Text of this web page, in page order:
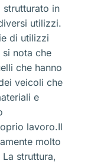
strutturato in
utilizzi.
di utilizzi
nota che
che hanno
veicoli che
e
lavoro.Il
molto
struttura,